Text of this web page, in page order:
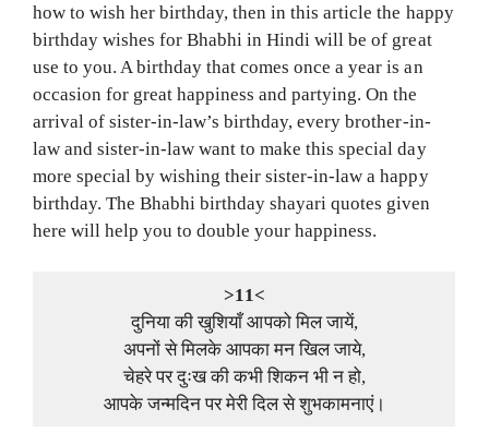
how to wish her birthday, then in this article the happy
birthday wishes for Bhabhi in Hindi will be of great
use to you. A birthday that comes once a year is an
occasion for great happiness and partying. On the
arrival of sister-in-law’s birthday, every brother-in-
law and sister-in-law want to make this special day
more special by wishing their sister-in-law a happy
birthday. The Bhabhi birthday shayari quotes given
here will help you to double your happiness.
>11<
दुनिया की खुशियाँ आपको मिल जायें,
अपनों से मिलके आपका मन खिल जाये,
चेहरे पर दुःख की कभी शिकन भी न हो,
आपके जन्मदिन पर मेरी दिल से शुभकामनाएं।